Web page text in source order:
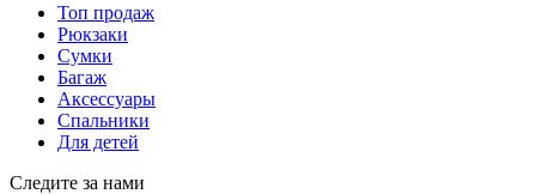
Топ продаж
Рюкзаки
Сумки
Багаж
Аксессуары
Спальники
Для детей
Следите за нами